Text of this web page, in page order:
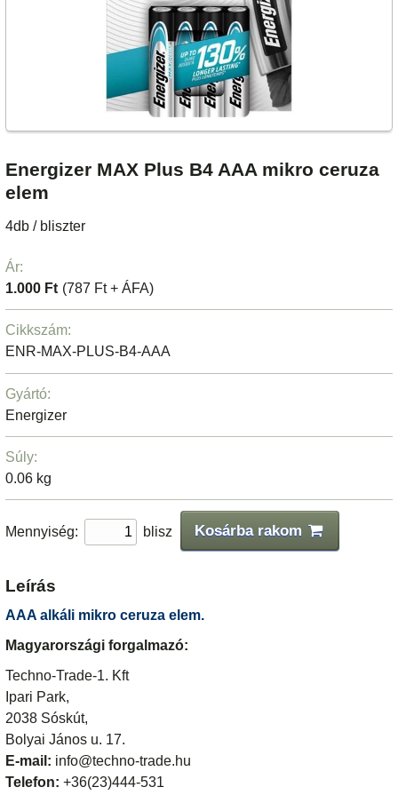
Energizer MAX Plus B4 AAA mikro ceruza
elem
4db / bliszter
Ár:
1.000 Ft (787 Ft + ÁFA)
Cikkszám:
ENR-MAX-PLUS-B4-AAA
Gyártó:
Energizer
Súly:
0.06 kg
Mennyiség: blisz Kosárba rakom
Leírás
AAA alkáli mikro ceruza elem.
Magyarországi forgalmazó:
Techno-Trade-1. Kft
Ipari Park,
2038 Sóskút,
Bolyai János u. 17.
E-mail: info@techno-trade.hu
Telefon: +36(23)444-531